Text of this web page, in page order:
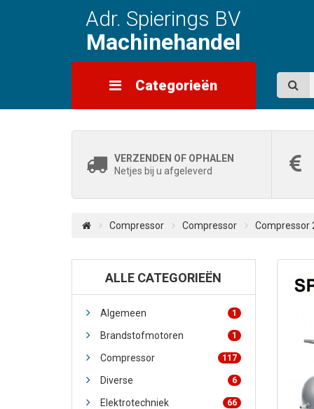
Adr. Spierings BV
Machinehandel
Categorieën
VERZENDEN OF OPHALEN
Netjes bij u afgeleverd
Compressor Compressor Compressor
ALLE CATEGORIEËN
Algemeen 1
Brandstofmotoren 1
Compressor 117
Diverse 6
Elektrotechniek 66